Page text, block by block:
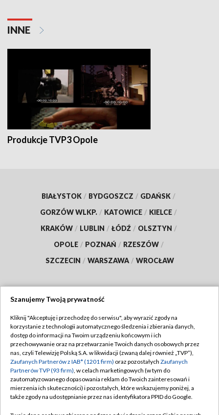
INNE
Produkcje TVP3 Opole
BIAŁYSTOK / BYDGOSZCZ / GDAŃSK /
GORZÓW WLKP. / KATOWICE / KIELCE /
KRAKÓW / LUBLIN / ŁÓDŹ / OLSZTYN /
OPOLE / POZNAŃ / RZESZÓW /
SZCZECIN / WARSZAWA / WROCŁAW
TVP
Abonament TVP
Emisja w TVP
Centrum informacji TVP
Naziemna Telewizja Cyfrowa
Regulamin TVP
Polityka prywatności
Moje zgody
Pomoc
Szanujemy Twoją prywatność
Kliknij "Akceptuję i przechodzę do serwisu", aby wyrazić zgody na
korzystanie z technologii automatycznego śledzenia i zbierania danych,
dostęp do informacji na Twoim urządzeniu końcowym i ich
przechowywanie oraz na przetwarzanie Twoich danych osobowych przez
nas, czyli Telewizję Polską S.A. w likwidacji (zwaną dalej również „TVP”),
Zaufanych Partnerów z IAB* (1201 firm) oraz pozostałych Zaufanych
Partnerów TVP (93 firm), w celach marketingowych (w tym do
zautomatyzowanego dopasowania reklam do Twoich zainteresowań i
mierzenia ich skuteczności) i pozostałych, które wskazujemy poniżej, a
także zgody na udostępnianie przez nas identyfikatora PPID do Google.